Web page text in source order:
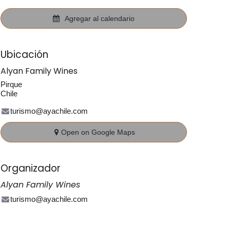
Agregar al calendario
Ubicación
Alyan Family Wines
Pirque
Chile
turismo@ayachile.com
Open on Google Maps
Organizador
Alyan Family Wines
turismo@ayachile.com